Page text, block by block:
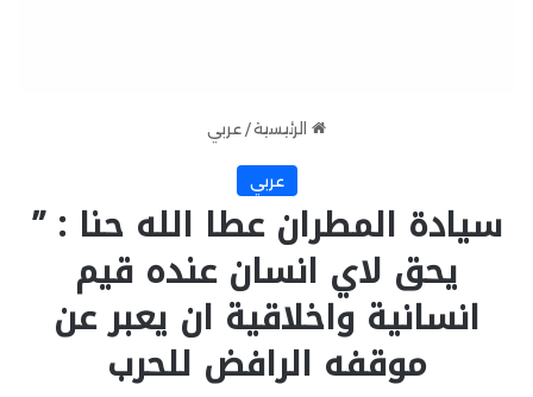
الرئيسية/ عربي
عربي
سيادة المطران عطا الله حنا : ”
يحق لاي انسان عنده قيم
انسانية واخلاقية ان يعبر عن
موقفه الرافض للحرب